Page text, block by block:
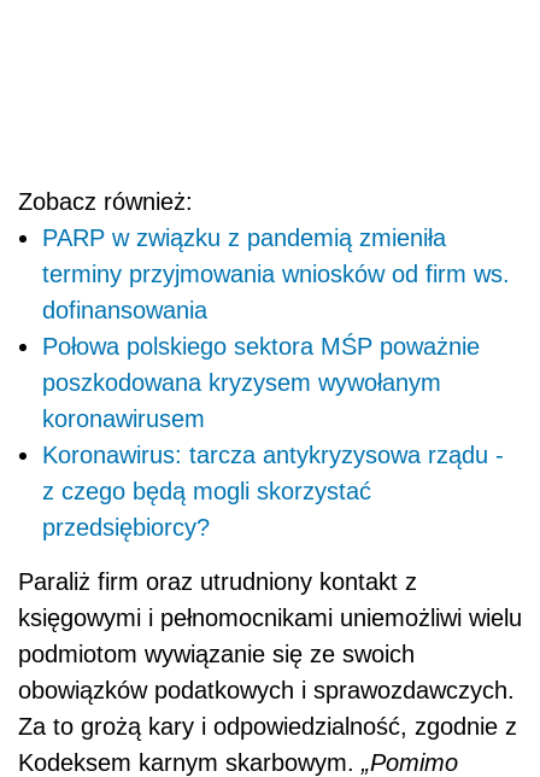
Zobacz również:
PARP w związku z pandemią zmieniła
terminy przyjmowania wniosków od firm ws.
dofinansowania
Połowa polskiego sektora MŚP poważnie
poszkodowana kryzysem wywołanym
koronawirusem
Koronawirus: tarcza antykryzysowa rządu -
z czego będą mogli skorzystać
przedsiębiorcy?
Paraliż firm oraz utrudniony kontakt z
księgowymi i pełnomocnikami uniemożliwi wielu
podmiotom wywiązanie się ze swoich
obowiązków podatkowych i sprawozdawczych.
Za to grożą kary i odpowiedzialność, zgodnie z
Kodeksem karnym skarbowym. „Pomimo